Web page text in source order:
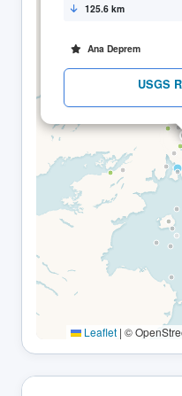
125.6 km
Ana Deprem
USGS
Leaflet | ©